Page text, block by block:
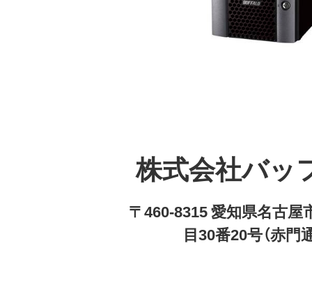
株式会社バッ
〒460-8315 愛知県名古屋
目30番20号（赤門